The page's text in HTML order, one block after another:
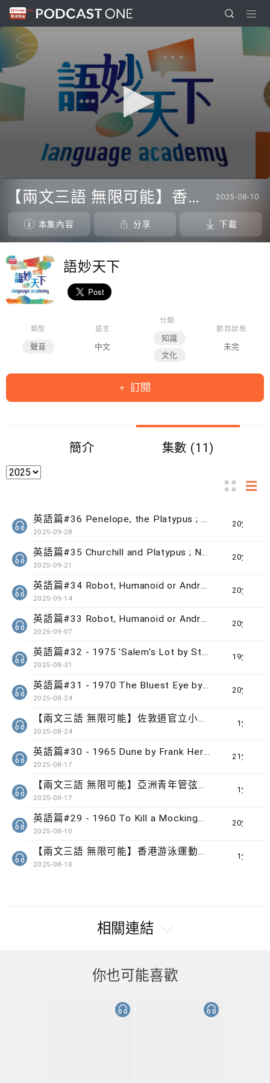
seconds
seconds
【兩文三語 無限可能】香港游泳運動員 歐鎧淳 2025-08-10
本集內容 分享 下載
語妙天下
類型
聲音
語言
中文
分類
知識
文化
節目狀態
未完
訂閱
簡介 集數 (11)
20分鐘
英語篇#36 Penelope, the Platypus ; Inclusion vs Integration
2025-09-28
20分鐘
英語篇#35 Churchill and Platypus ; Nutmeg and Football
2025-09-21
20分鐘
英語篇#34 Robot, Humanoid or Android? (2) ; Equity vs Equality
2025-09-14
20分鐘
英語篇#33 Robot, Humanoid or Android? (1) ; Artist and Artiste
2025-09-07
19分鐘
英語篇#32 - 1975 'Salem's Lot by Stephen King ; 掌握文法
2025-08-31
20分鐘
英語篇#31 - 1970 The Bluest Eye by Toni Morrison ; 挑選讀物
2025-08-24
1分鐘
【兩文三語 無限可能】佐敦道官立小學學生 Saddhar Gurbaaz Singh Caius
2025-08-24
21分鐘
英語篇#30 - 1965 Dune by Frank Herbert
2025-08-17
1分鐘
【兩文三語 無限可能】亞洲青年管弦樂團團員 謝灝燊﹑杜巧雪
2025-08-17
20分鐘
英語篇#29 - 1960 To Kill a Mockingbird by Harper Lee
2025-08-10
1分鐘
【兩文三語 無限可能】香港游泳運動員 歐鎧淳
2025-08-10
相關連結
你也可能喜歡